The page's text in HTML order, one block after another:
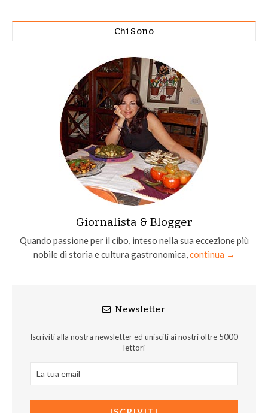
Chi Sono
Giornalista & Blogger
Quando passione per il cibo, inteso nella sua eccezione più
nobile di storia e cultura gastronomica,continua →
Newsletter
Iscriviti alla nostra newsletter ed unisciti ai nostri oltre 5000
lettori